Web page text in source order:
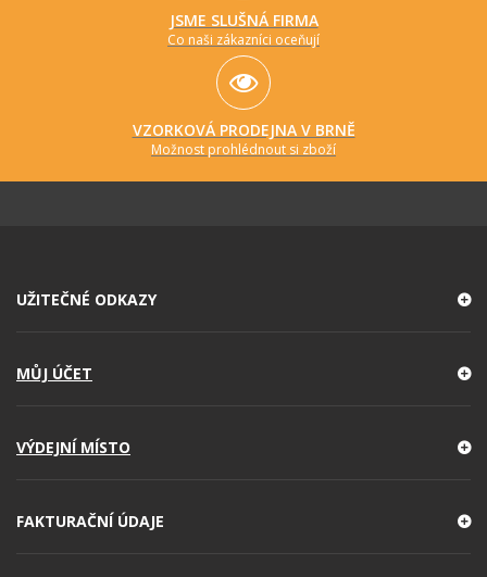
JSME SLUŠNÁ FIRMA
Co naši zákazníci oceňují
VZORKOVÁ PRODEJNA V BRNĚ
Možnost prohlédnout si zboží
UŽITEČNÉ ODKAZY
MŮJ ÚČET
VÝDEJNÍ MÍSTO
FAKTURAČNÍ ÚDAJE